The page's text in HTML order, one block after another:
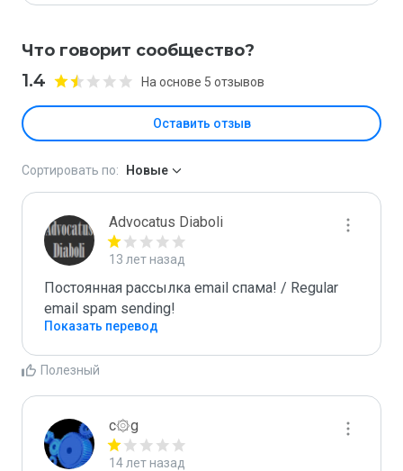
Что говорит сообщество?
1.4 На основе 5 отзывов
Оставить отзыв
Сортировать по: Новые
Advocatus Diaboli
13 лет назад
Постоянная рассылка email спама! / Regular
email spam sending!
Показать перевод
Полезный
c۞g
14 лет назад